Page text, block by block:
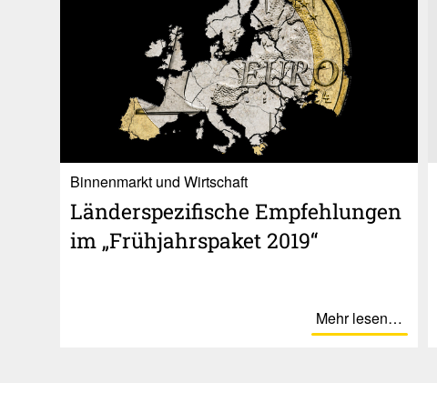
Binnenmarkt und Wirtschaft
Länder­spe­zi­fi­sche Empfeh­lungen
im „Früh­jahrspaket 2019“
Mehr lesen…